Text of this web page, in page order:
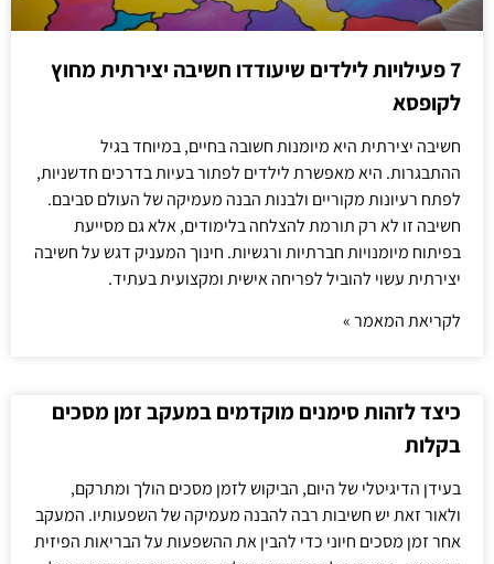
7 פעילויות לילדים שיעודדו חשיבה יצירתית מחוץ
לקופסא
חשיבה יצירתית היא מיומנות חשובה בחיים, במיוחד בגיל
ההתבגרות. היא מאפשרת לילדים לפתור בעיות בדרכים חדשניות,
לפתח רעיונות מקוריים ולבנות הבנה מעמיקה של העולם סביבם.
חשיבה זו לא רק תורמת להצלחה בלימודים, אלא גם מסייעת
בפיתוח מיומנויות חברתיות ורגשיות. חינוך המעניק דגש על חשיבה
יצירתית עשוי להוביל לפריחה אישית ומקצועית בעתיד.
לקריאת המאמר »
כיצד לזהות סימנים מוקדמים במעקב זמן מסכים
בקלות
בעידן הדיגיטלי של היום, הביקוש לזמן מסכים הולך ומתרקם,
ולאור זאת יש חשיבות רבה להבנה מעמיקה של השפעותיו. המעקב
אחר זמן מסכים חיוני כדי להבין את ההשפעות על הבריאות הפיזית